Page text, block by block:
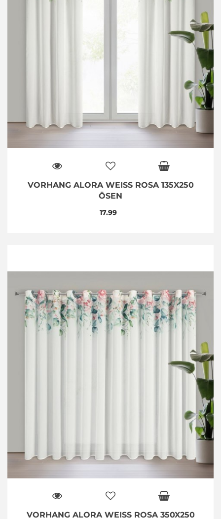
VORHANG ALORA WEISS ROSA 135X250 Ö
SEN
17.99
VORHANG ALORA WEISS ROSA 350X250 Ö